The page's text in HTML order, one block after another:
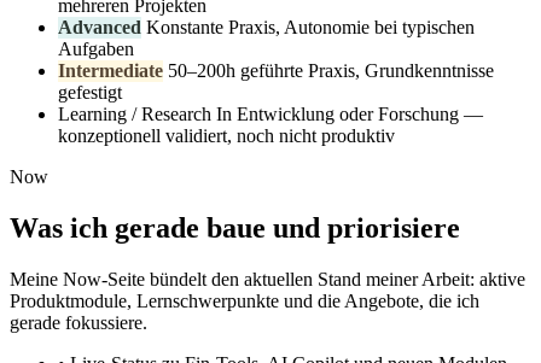
mehreren Projekten
Advanced Konstante Praxis, Autonomie bei typischen
Aufgaben
Intermediate 50–200h geführte Praxis, Grundkenntnisse
gefestigt
Learning / Research In Entwicklung oder Forschung —
konzeptionell validiert, noch nicht produktiv
Now
Was ich gerade baue und priorisiere
Meine Now-Seite bündelt den aktuellen Stand meiner Arbeit: aktive
Produktmodule, Lernschwerpunkte und die Angebote, die ich
gerade fokussiere.